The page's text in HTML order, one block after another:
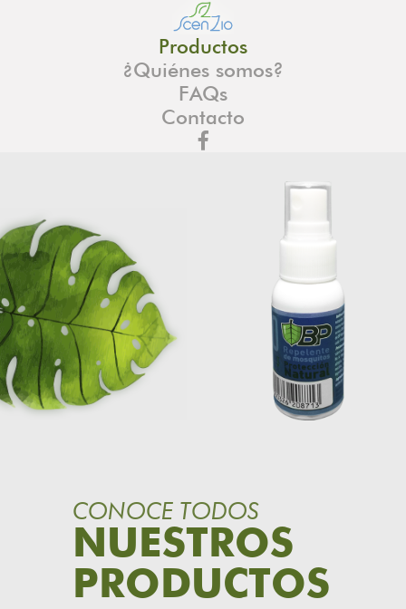
Productos
¿Quiénes somos?
FAQs
Contacto
CONOCE TODOS
NUESTROS
PRODUCTOS